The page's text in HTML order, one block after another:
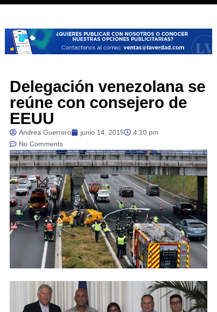
Delegación venezolana se
reúne con consejero de
EEUU
Andrea Guerrero junio 14, 2015
4:10 pm
No Comments